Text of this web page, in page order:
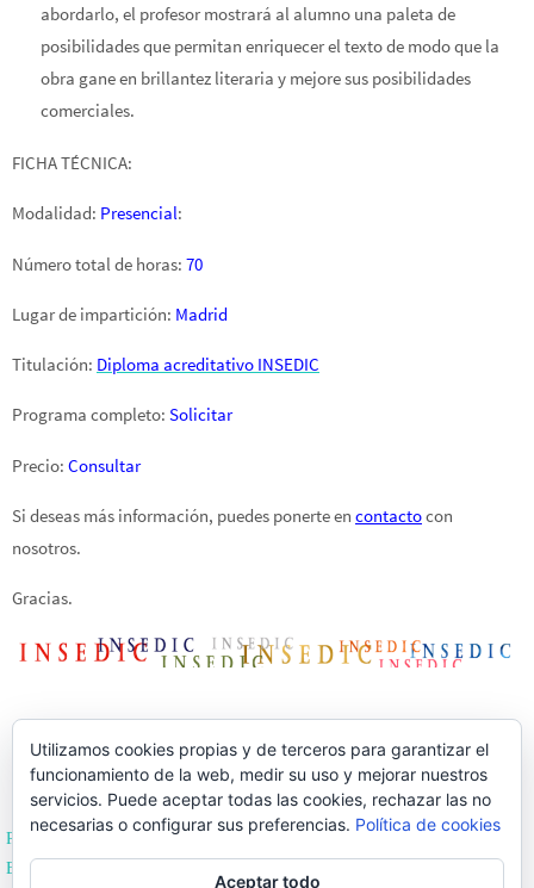
abordarlo, el profesor mostrará al alumno una paleta de
posibilidades que permitan enriquecer el texto de modo que la
obra gane en brillantez literaria y mejore sus posibilidades
comerciales.
FICHA TÉCNICA:
Modalidad: Presencial:
Número total de horas: 70
Lugar de impartición: Madrid
Titulación: Diploma acreditativo INSEDIC
Programa completo: Solicitar
Precio: Consultar
Si deseas más información, puedes ponerte en contactocon
nosotros.
Gracias.
Política de Privacidad
Editoriales de España
Utilizamos cookies propias y de terceros para garantizar el
funcionamiento de la web, medir su uso y mejorar nuestros
servicios. Puede aceptar todas las cookies, rechazar las no
necesarias o configurar sus preferencias. Política de cookies
Aceptar todo